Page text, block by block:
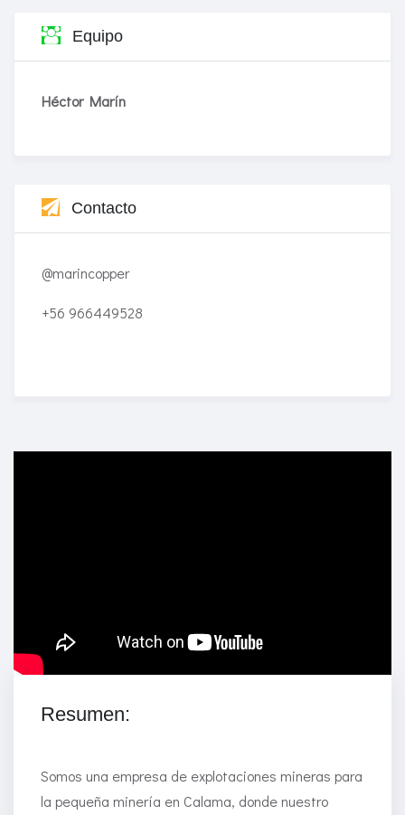
Equipo
Héctor Marín
Contacto
@marincopper
+56 966449528
Enriched Learning Experiences
Resumen:
Somos una empresa de explotaciones mineras para
la pequeña minería en Calama, donde nuestro